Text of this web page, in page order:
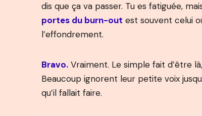
dis que ça va passer. Tu es fatiguée,
portes du burn-out est souvent celui
l’effondrement.
Bravo. Vraiment. Le simple fait d’être
Beaucoup ignorent leur petite voix
qu’il fallait faire.